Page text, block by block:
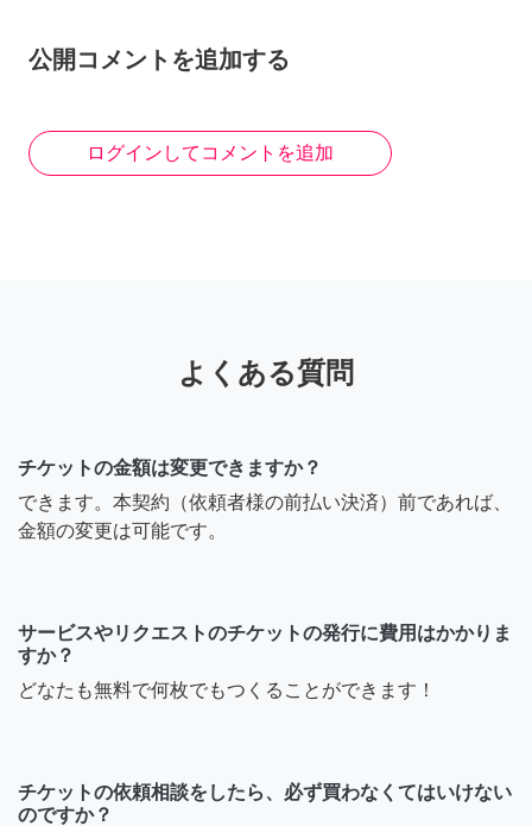
公開コメントを追加する
ログインしてコメントを追加
よくある質問
チケットの金額は変更できますか？
できます。本契約（依頼者様の前払い決済）前であれば、
金額の変更は可能です。
サービスやリクエストのチケットの発行に費用はかかりま
すか？
どなたも無料で何枚でもつくることができます！
チケットの依頼相談をしたら、必ず買わなくてはいけない
のですか？